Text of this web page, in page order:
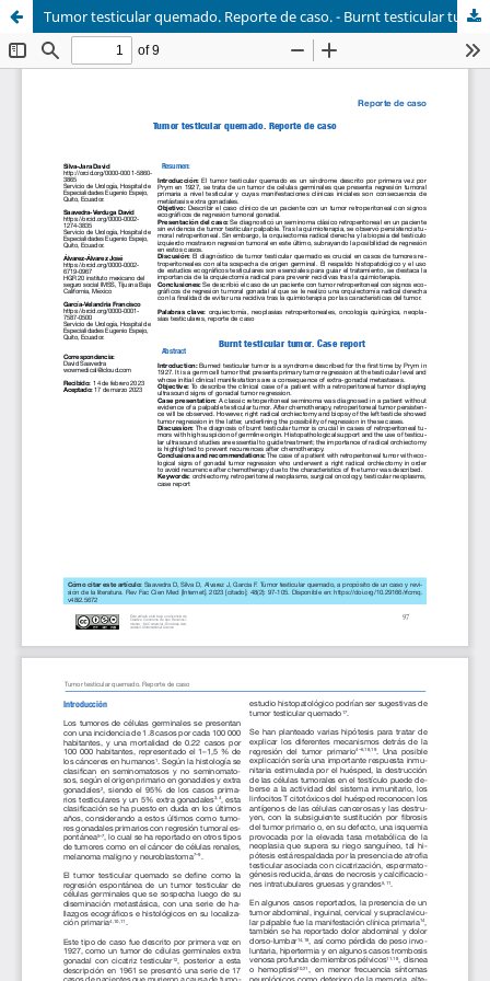
Tumor testicular quemado. Reporte de caso. - Burnt testicular tumor. Case report.